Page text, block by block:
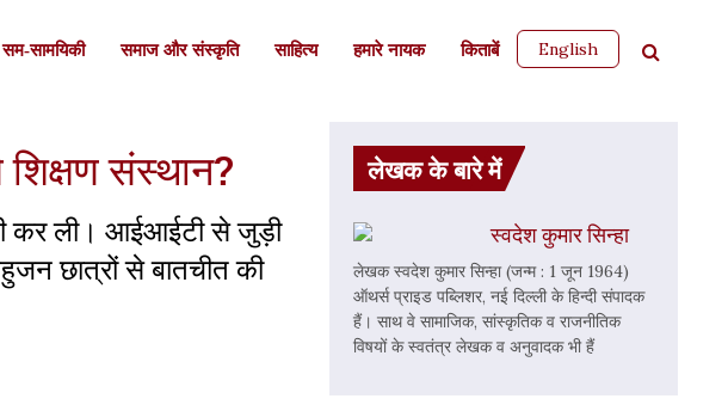
सम-सामयिकी समाज और संस्कृति साहित्‍य हमारे नायक किताबें English
संस्थान?
कर ली। आईआईटी से जुड़ी
छात्रों से बातचीत की
लेखक के बारे में
स्वदेश कुमार सिन्हा
लेखक स्वदेश कुमार सिन्हा (जन्म : 1 जून 1964)
ऑथर्स प्राइड पब्लिशर, नई दिल्ली के हिन्दी संपादक
हैं। साथ वे सामाजिक, सांस्कृतिक व राजनीतिक
विषयों के स्वतंत्र लेखक व अनुवादक भी हैं